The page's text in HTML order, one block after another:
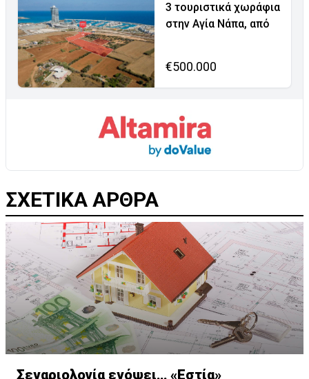
3 τουριστικά χωράφια
στην Αγία Νάπα, από
€500.000
ΣΧΕΤΙΚΑ ΑΡΘΡΑ
Σεναριολογία ενόψει… «Εστία»